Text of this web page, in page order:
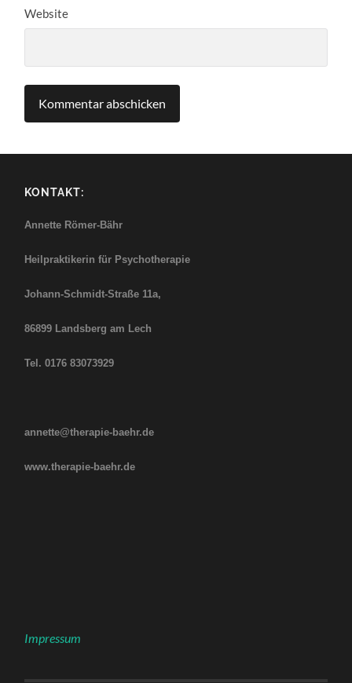
Website
KONTAKT:
Annette Römer-Bähr
Heilpraktikerin für Psychotherapie
Johann-Schmidt-Straße 11a,
86899 Landsberg am Lech
Tel. 0176 83073929
annette@therapie-baehr.de
www.therapie-baehr.de
Impressum